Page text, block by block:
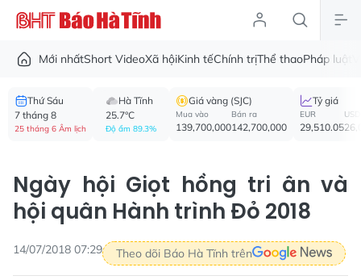
Mới nhấtShort VideoXã hộiKinh tếChính trịThể thaoPháp luật
Thứ Sáu
7 tháng 8
25 tháng 6 Âm lịch
Hà Tĩnh
25.7°C
Độ ẩm 89.3%
Giá vàng (SJC)
Mua vào
139,700,000
Bán ra
142,700,000
Tỷ giá
EUR
29,510.05
USD
Ngày hội Giọt hồng tri ân và
hội quân Hành trình Đỏ 2018
14/07/2018 07:29 Theo dõi Báo Hà Tĩnh trên